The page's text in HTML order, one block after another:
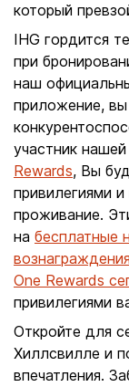
который
IHG гордится
при
наш
приложение, вы
участник
Rewards, Вы
привилегиями
проживание.
на бесплатные
вознаграждения
One Rewards
привилегиями
Откройте для
Хиллсвилле и
впечатления.